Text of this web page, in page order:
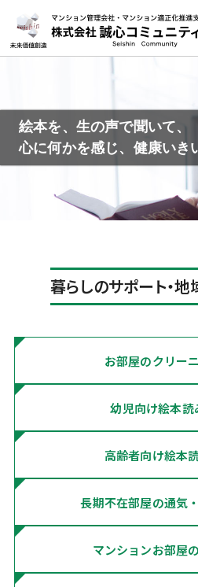
content
絵本を、生の声で聞いて、
心に何かを感じ、健康いき
暮らしのサポート・
お部屋のクリー
幼児向け絵本読
高齢者向け絵本
長期不在部屋の通気
マンションお部屋の